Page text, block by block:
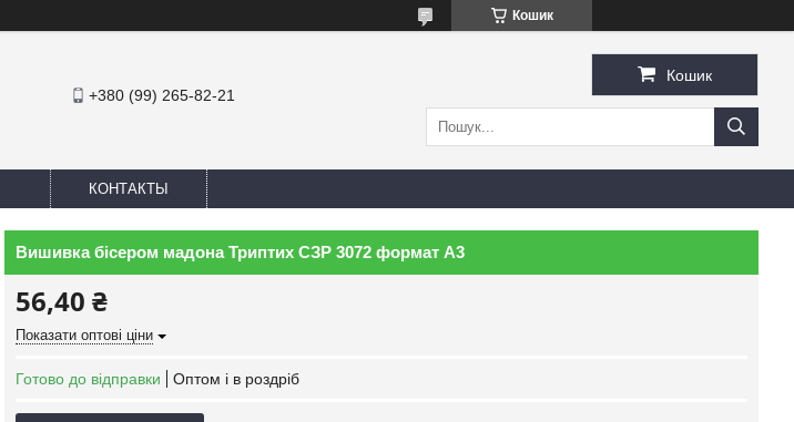
Кошик
+380 (99) 265-82-21
Кошик
КОНТАКТЫ
Вишивка бісером мадона Триптих СЗР 3072 формат А3
56,40 ₴
Показати оптові ціни
Готово до відправки Оптом і в роздріб